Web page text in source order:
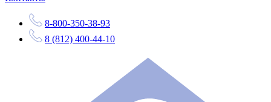
8-800-350-38-93
8 (812) 400-44-10